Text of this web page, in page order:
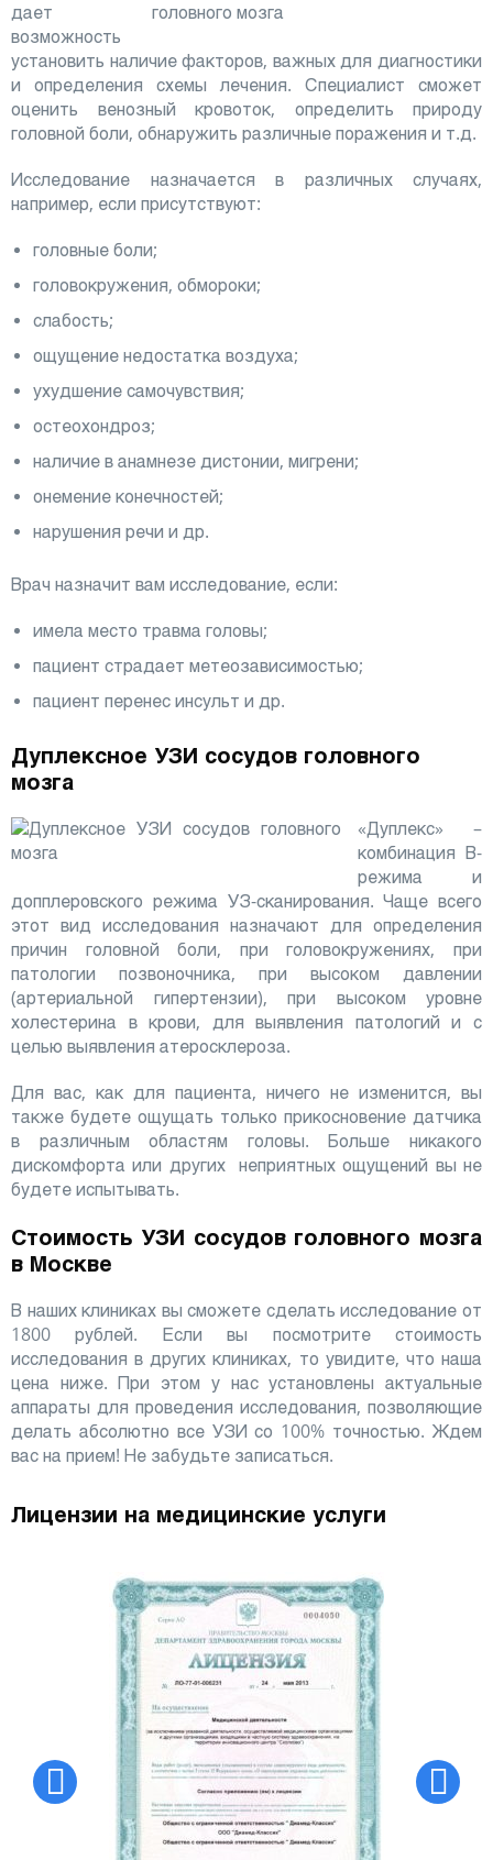
дает
возможность
установить наличие факторов, важных для диагностики
и определения схемы лечения. Специалист сможет
оценить венозный кровоток, определить природу
головной боли, обнаружить различные поражения и т.д.
Исследование назначается в различных случаях,
например, если присутствуют:
головные боли;
головокружения, обмороки;
слабость;
ощущение недостатка воздуха;
ухудшение самочувствия;
остеохондроз;
наличие в анамнезе дистонии, мигрени;
онемение конечностей;
нарушения речи и др.
Врач назначит вам исследование, если:
имела место травма головы;
пациент страдает метеозависимостью;
пациент перенес инсульт и др.
Дуплексное УЗИ сосудов головного
мозга
«Дуплекс» –
комбинация В-
режима и
допплеровского режима УЗ-сканирования. Чаще всего
этот вид исследования назначают для определения
причин головной боли, при головокружениях, при
патологии позвоночника, при высоком давлении
(артериальной гипертензии), при высоком уровне
холестерина в крови, для выявления патологий и с
целью выявления атеросклероза.
Для вас, как для пациента, ничего не изменится, вы
также будете ощущать только прикосновение датчика
в различным областям головы. Больше никакого
дискомфорта или других неприятных ощущений вы не
будете испытывать.
Стоимость УЗИ сосудов головного мозга
в Москве
В наших клиниках вы сможете сделать исследование от
1800 рублей. Если вы посмотрите стоимость
исследования в других клиниках, то увидите, что наша
цена ниже. При этом у нас установлены актуальные
аппараты для проведения исследования, позволяющие
делать абсолютно все УЗИ со 100% точностью. Ждем
вас на прием! Не забудьте записаться.
Лицензии на медицинские услуги